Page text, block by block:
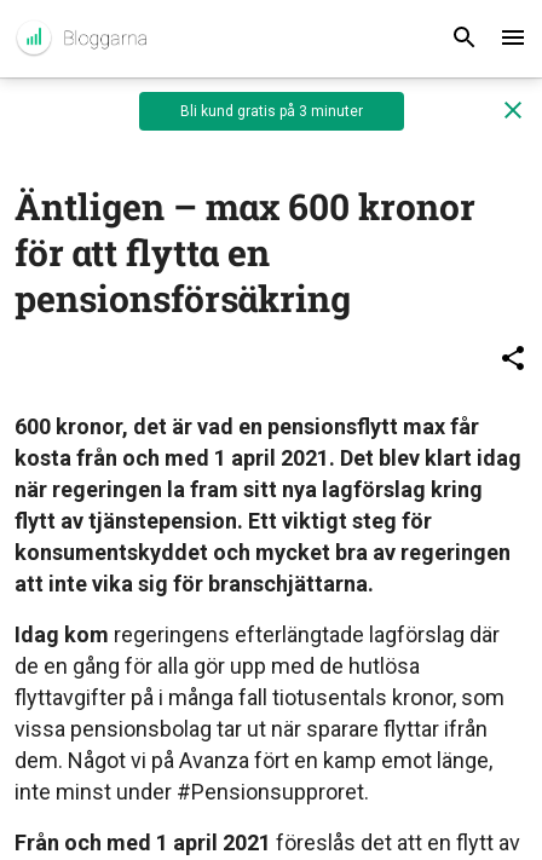
Bli kund gratis på 3 minuter
Äntligen – max 600 kronor
för att flytta en
pensionsförsäkring
600 kronor, det är vad en pensionsflytt max får
kosta från och med 1 april 2021. Det blev klart idag
när regeringen la fram sitt nya lagförslag kring
flytt av tjänstepension. Ett viktigt steg för
konsumentskyddet och mycket bra av regeringen
att inte vika sig för branschjättarna.
Idag kom regeringens efterlängtade lagförslag där
de en gång för alla gör upp med de hutlösa
flyttavgifter på i många fall tiotusentals kronor, som
vissa pensionsbolag tar ut när sparare flyttar ifrån
dem. Något vi på Avanza fört en kamp emot länge,
inte minst under #Pensionsupproret.
Från och med 1 april 2021 föreslås det att en flytt av